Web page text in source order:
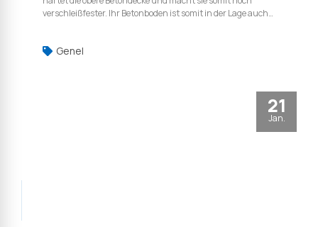
Genel
verschleißfester. Ihr Betonboden ist somit in der Lage auch
Einstreuung der Hartstoffe erfolgt beim ersten Glätt-
21
Jan.